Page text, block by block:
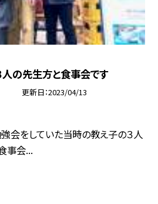
人の先生方と食事会です
更新日 2023/04/13
会をしていた当時の教え子の３人
事会...